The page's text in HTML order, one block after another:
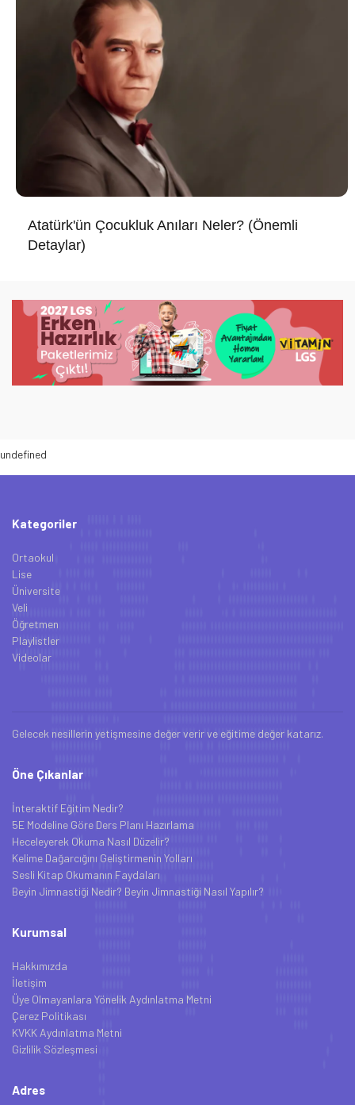
Atatürk'ün Çocukluk Anıları Neler? (Önemli
Detaylar)
undefined
Kategoriler
Ortaokul
Lise
Üniversite
Veli
Öğretmen
Playlistler
Videolar
Gelecek nesillerin yetişmesine değer verir ve eğitime değer katarız.
Öne Çıkanlar
İnteraktif Eğitim Nedir?
5E Modeline Göre Ders Planı Hazırlama
Heceleyerek Okuma Nasıl Düzelir?
Kelime Dağarcığını Geliştirmenin Yolları
Sesli Kitap Okumanın Faydaları
Beyin Jimnastiği Nedir? Beyin Jimnastiği Nasıl Yapılır?
Kurumsal
Hakkımızda
İletişim
Üye Olmayanlara Yönelik Aydınlatma Metni
Çerez Politikası
KVKK Aydınlatma Metni
Gizlilik Sözleşmesi
Adres